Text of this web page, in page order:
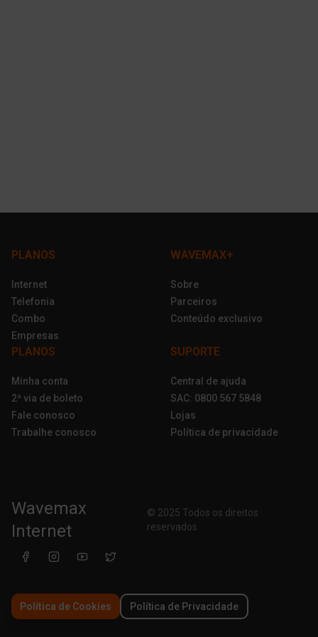
PLANOS
Internet
Telefonia
Combo
Empresas
WAVEMAX+
Sobre
Parceiros
Conteúdo exclusivo
PLANOS
Minha conta
2ª via de boleto
Fale conosco
Trabalhe conosco
SUPORTE
Central de ajuda
SAC: 0800 567 5848
Lojas
Política de privacidade
Wavemax
Internet
© 2025 Todos os direitos
reservados
Política de Cookies Política de Privacidade